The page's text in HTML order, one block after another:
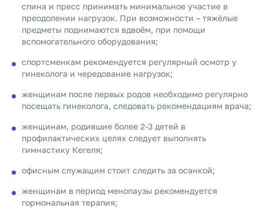
спина и пресс принимать минимальное участие в
преодолении нагрузок. При возможности – тяжёлые
предметы поднимаются вдвоём, при помощи
вспомогательного оборудования;
спортсменкам рекомендуется регулярный осмотр у
гинеколога и чередование нагрузок;
женщинам после первых родов необходимо регулярно
посещать гинеколога, следовать рекомендациям врача;
женщинам, родившие более 2-3 детей в
профилактических целях следует выполнять
гимнастику Кегеля;
офисным служащим стоит следить за осанкой;
женщинам в период менопаузы рекомендуется
гормональная терапия;